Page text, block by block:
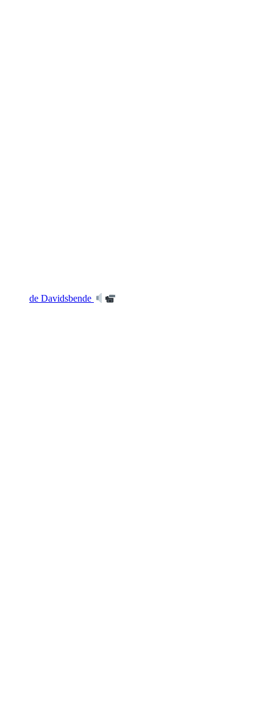
de Davidsbende